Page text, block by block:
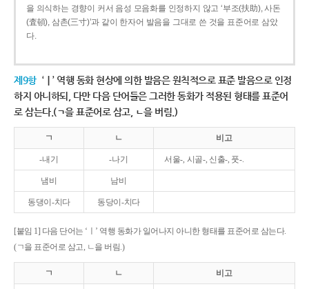
을 의식하는 경향이 커서 음성 모음화를 인정하지 않고 ‘부조(扶助), 사돈
(査頓), 삼촌(三寸)’과 같이 한자어 발음을 그대로 쓴 것을 표준어로 삼았
다.
제9항 ‘ㅣ’ 역행 동화 현상에 의한 발음은 원칙적으로 표준 발음으로 인정
하지 아니하되, 다만 다음 단어들은 그러한 동화가 적용된 형태를 표준어
로 삼는다.(ㄱ을 표준어로 삼고, ㄴ을 버림.)
ㄱ ㄴ 비고
-내기 -나기 서울-, 시골-, 신출-, 풋-.
냄비 남비
동댕이-치다 동당이-치다
[붙임 1] 다음 단어는 ‘ㅣ’ 역행 동화가 일어나지 아니한 형태를 표준어로 삼는다.
(ㄱ을 표준어로 삼고, ㄴ을 버림.)
ㄱ ㄴ 비고